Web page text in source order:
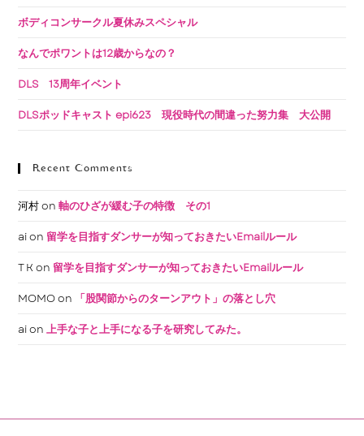
ボディコンサークル夏休みスペシャル
なんでポワントは12歳からなの？
DLS 13周年イベント
DLSポッドキャスト epi623 現役時代の間違った努力集 大公開
Recent Comments
河村on軸のひざが緩む子の特徴 その1
aion 留学を目指すダンサーが知っておきたいEmailルール
T K on 留学を目指すダンサーが知っておきたいEmailルール
MOMOon 「股関節からのターンアウト」の落とし穴
aion上手な子と上手になる子を研究してみた。